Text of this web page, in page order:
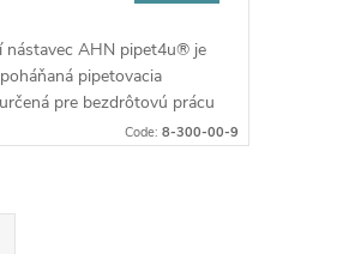
nástavec AHN pipet4u® je
pipetovacia
pre bezdrôtovú prácu
alebo plastovými
Code: 8-300-00-9